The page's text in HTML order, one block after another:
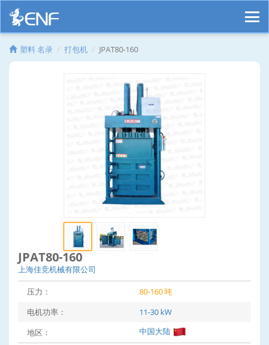
塑料 名录 打包机 JPAT80-160
JPAT80-160
上海佳竞机械有限公司
压力：
80-160 吨
电机功率：
11-30 kW
地区：
中国大陆